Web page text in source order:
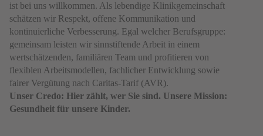
ist bei uns willkommen. Als lebendige Klinikgemeinschaft
schätzen wir Respekt, offene Kommunikation und
kontinuierliche Verbesserung. Egal welcher Berufsgruppe:
gemeinsam leisten wir sinnstiftende Arbeit in einem
wertschätzenden, familiären Team und profitieren von
flexiblen Arbeitsmodellen, fachlicher Entwicklung sowie
fairer Vergütung nach Caritas-Tarif (AVR).
Unser Credo: Hier zählt, wer Sie sind. Unsere Mission:
Gesundheit für unsere Kinder.